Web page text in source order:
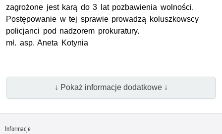
zagrożone jest karą do 3 lat pozbawienia wolności.
Postępowanie w tej sprawie prowadzą koluszkowscy
policjanci pod nadzorem prokuratury.
mł. asp. Aneta Kotynia
↓ Pokaż informacje dodatkowe ↓
Informacje